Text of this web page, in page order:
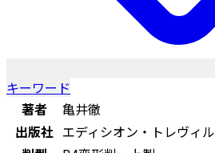
キーワード
著者
亀井徹
出版社 エディシオン・トレヴィル